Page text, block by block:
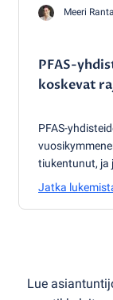
Meeri
PFAS-
koskevat
PFAS-
tiukentunut, ja
Jatka
Lue